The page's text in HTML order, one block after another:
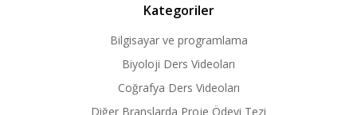
Kategoriler
Bilgisayar ve programlama
Biyoloji Ders Videoları
Coğrafya Ders Videoları
Diğer Branşlarda Proje Ödevi Tezi